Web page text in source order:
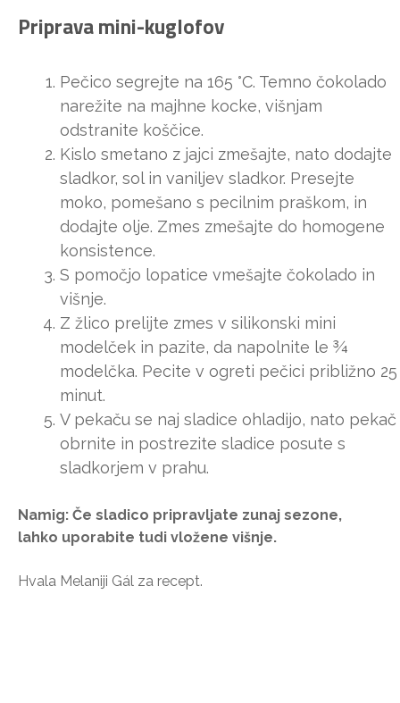
Priprava mini-kuglofov
Pečico segrejte na 165 °C. Temno čokolado
narežite na majhne kocke, višnjam
odstranite koščice.
Kislo smetano z jajci zmešajte, nato dodajte
sladkor, sol in vaniljev sladkor. Presejte
moko, pomešano s pecilnim praškom, in
dodajte olje. Zmes zmešajte do homogene
konsistence.
S pomočjo lopatice vmešajte čokolado in
višnje.
Z žlico prelijte zmes v silikonski mini
modelček in pazite, da napolnite le ¾
modelčka. Pecite v ogreti pečici približno 25
minut.
V pekaču se naj sladice ohladijo, nato pekač
obrnite in postrezite sladice posute s
sladkorjem v prahu.
Namig: Če sladico pripravljate zunaj sezone,
lahko uporabite tudi vložene višnje.
Hvala Melaniji Gál za recept.